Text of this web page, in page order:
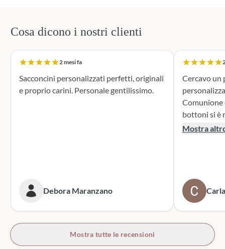
Cosa dicono i nostri clienti
2 mesi fa
Sacconcini personalizzati perfetti, originali
e proprio carini. Personale gentilissimo.
Debora Maranzano
Cercavo
Comunione di
bottoni si è
supporto
prossime
bottoni!
Mostra
Mostra tutte le recensioni